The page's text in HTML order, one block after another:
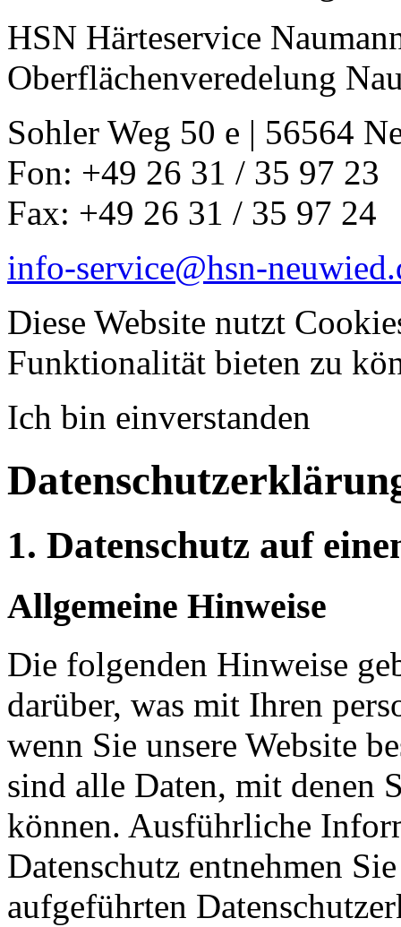
HSN Härteservice
Oberflächenveredelung
Sohler Weg 50 e | 56564
Fon: +49 26 31 / 35 97 23
Fax: +49 26 31 / 35 97 24
info-service@hsn-
Diese Website nutzt
Funktionalität bieten zu
Ich bin einverstanden
1. Datenschutz auf
Allgemeine Hinweise
Die folgenden Hinweise
darüber, was mit Ihren
wenn Sie unsere Website
sind alle Daten, mit denen
können. Ausführliche
Datenschutz entnehmen
aufgeführten